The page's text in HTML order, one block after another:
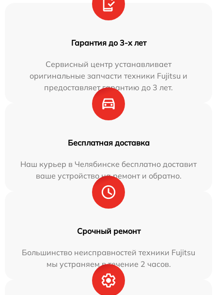
Гарантия до 3-х лет
Сервисный центр устанавливает
оригинальные запчасти техники Fujitsu и
предоставляет гарантию до 3 лет.
Бесплатная доставка
Наш курьер в Челябинске бесплатно доставит
ваше устройство на ремонт и обратно.
Срочный ремонт
Большинство неисправностей техники Fujitsu
мы устраняем в течение 2 часов.